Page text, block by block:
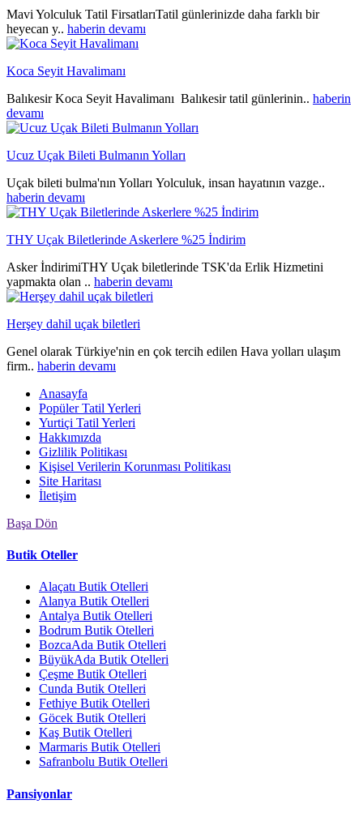
Mavi Yolculuk Tatil FirsatlarıTatil günlerinizde daha farklı bir
heyecan y.. haberin devamı
Koca Seyit Havalimanı
Balıkesir Koca Seyit Havalimanı Balıkesir tatil günlerinin.. haberin
devamı
Ucuz Uçak Bileti Bulmanın Yolları
Uçak bileti bulma'nın Yolları Yolculuk, insan hayatının vazge..
haberin devamı
THY Uçak Biletlerinde Askerlere %25 İndirim
Asker İndirimiTHY Uçak biletlerinde TSK'da Erlik Hizmetini
yapmakta olan .. haberin devamı
Herşey dahil uçak biletleri
Genel olarak Türkiye'nin en çok tercih edilen Hava yolları ulaşım
firm.. haberin devamı
Anasayfa
Popüler Tatil Yerleri
Yurtiçi Tatil Yerleri
Hakkımızda
Gizlilik Politikası
Kişisel Verilerin Korunması Politikası
Site Haritası
İletişim
Başa Dön
Butik Oteller
Alaçatı Butik Otelleri
Alanya Butik Otelleri
Antalya Butik Otelleri
Bodrum Butik Otelleri
BozcaAda Butik Otelleri
BüyükAda Butik Otelleri
Çeşme Butik Otelleri
Cunda Butik Otelleri
Fethiye Butik Otelleri
Göcek Butik Otelleri
Kaş Butik Otelleri
Marmaris Butik Otelleri
Safranbolu Butik Otelleri
Pansiyonlar